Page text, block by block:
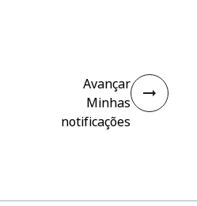
Avançar
Minhas
notificações